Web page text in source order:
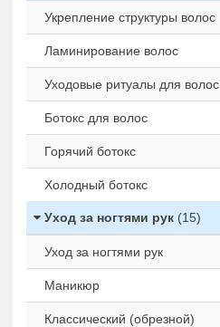
Укрепление структуры волос
Ламинирование волос
Уходовые ритуалы для волос
Ботокс для волос
Горячий ботокс
Холодный ботокс
Уход за ногтями рук (15)
Уход за ногтями рук
Маникюр
Классический (обрезной)